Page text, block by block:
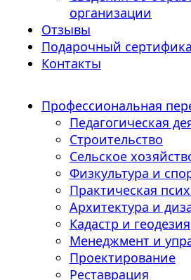
организации
Отзывы
Подарочный
Контакты
Профессиональная
Педагогическая
Строительство
Сельское
Физкультура и
Практическая
Архитектура и
Кадастр и геодезия
Менеджмент и
Проектирование
Реставрация